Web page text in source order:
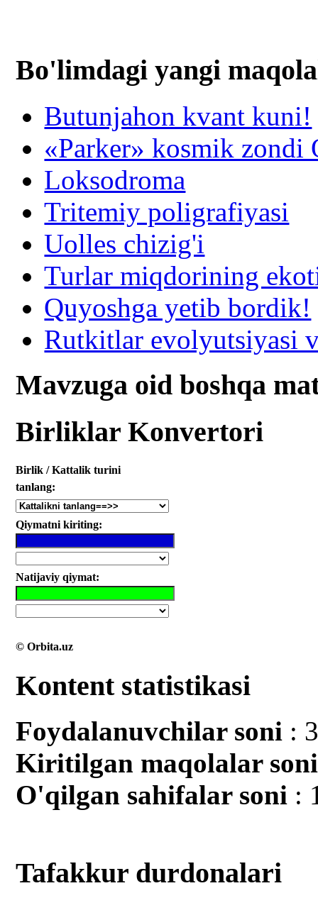
Bo'limdagi yangi
Butunjahon kvant kuni!
«Parker» kosmik
Loksodroma
Tritemiy poligrafiyasi
Uolles chizig'i
Turlar miqdorining
Quyoshga yetib bordik!
Rutkitlar evolyutsiyasi
Mavzuga oid boshqa
Birliklar Konvertori
Birlik / Kattalik turini
tanlang:
Qiymatni kiriting:
Natijaviy qiymat:
© Orbita.uz
Kontent statistikasi
Foydalanuvchilar soni :
Kiritilgan mаqolalar soni
O'qilgan sahifalar soni :
Tafakkur durdonalari